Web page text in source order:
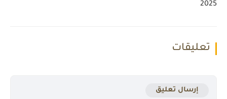
2025
تعليقات
إرسال تعليق